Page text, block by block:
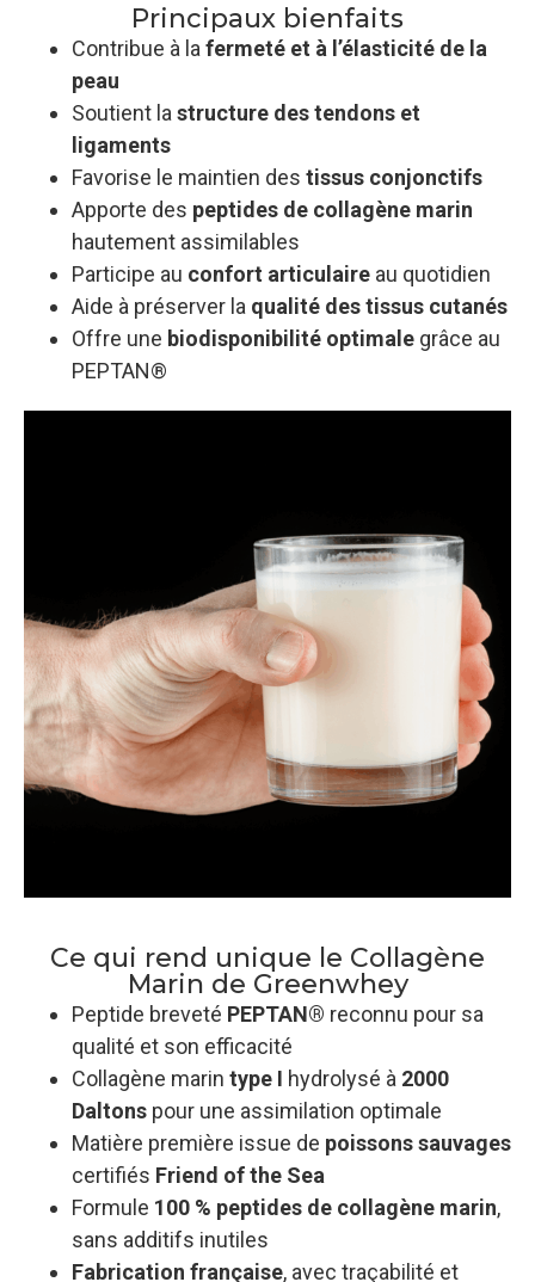
Principaux bienfaits
Contribue à la fermeté et à l’élasticité de la
peau
Soutient la structure des tendons et
ligaments
Favorise le maintien des tissus conjonctifs
Apporte des peptides de collagène marin
hautement assimilables
Participe au confort articulaire au quotidien
Aide à préserver la qualité des tissus cutanés
Offre une biodisponibilité optimale grâce au
PEPTAN®
Ce qui rend unique le Collagène
Marin de Greenwhey
Peptide breveté PEPTAN® reconnu pour sa
qualité et son efficacité
Collagène marin type I hydrolysé à 2000
Daltons pour une assimilation optimale
Matière première issue de poissons sauvages
certifiés Friend of the Sea
Formule 100 % peptides de collagène marin,
sans additifs inutiles
Fabrication française, avec traçabilité et